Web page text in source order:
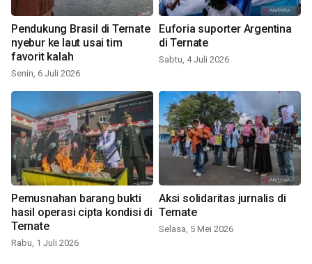
Pendukung Brasil di Ternate
nyebur ke laut usai tim
favorit kalah
Senin, 6 Juli 2026
Euforia suporter Argentina
di Ternate
Sabtu, 4 Juli 2026
Pemusnahan barang bukti
hasil operasi cipta kondisi di
Ternate
Rabu, 1 Juli 2026
Aksi solidaritas jurnalis di
Ternate
Selasa, 5 Mei 2026